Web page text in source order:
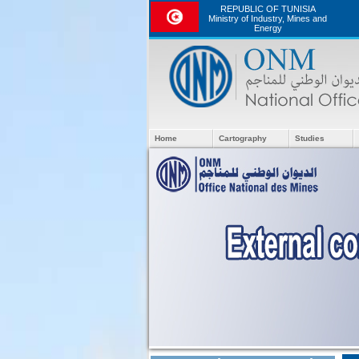
REPUBLIC OF TUNISIA
Ministry of Industry, Mines and
Energy
Home Cartography Studies